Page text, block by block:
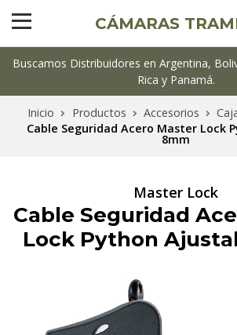
CÁMARAS
Buscamos Distribuidores en Argentina,
Rica y Panamá.
Inicio Productos Accesorios
Cable Seguridad Acero Master Lock
8mm
Master Lock
Cable Seguridad
Lock Python